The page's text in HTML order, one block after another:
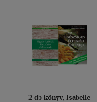
2 db könyv, Isabelle